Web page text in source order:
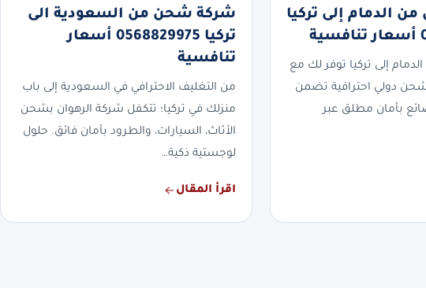
الدمام إلى تركيا
إلى تركيا توفر لك مع
دولي احترافية تضمن
بأمان مطلق عبر
شركة شحن من السعودية الى
تركيا 0568829975 أسعار
تنافسية
من التغليف الاحترافي في السعودية إلى باب
منزلك في تركيا؛ تتكفل شركة الرهوان بشحن
الأثاث، السيارات، والطرود بأمان فائق. حلول
لوجستية ذكية…
اقرأ المقال